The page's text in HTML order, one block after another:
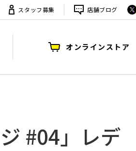
スタッフ募集 店舗ブログ
オンラインストア
#04」レデ